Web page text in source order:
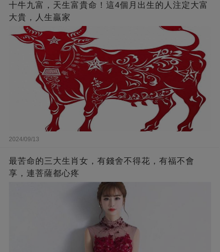
十牛九富，天生富貴命！這4個月出生的人注定大富
大貴，人生贏家
2024/09/13
最苦命的三大生肖女，有錢舍不得花，有福不會
享，連菩薩都心疼